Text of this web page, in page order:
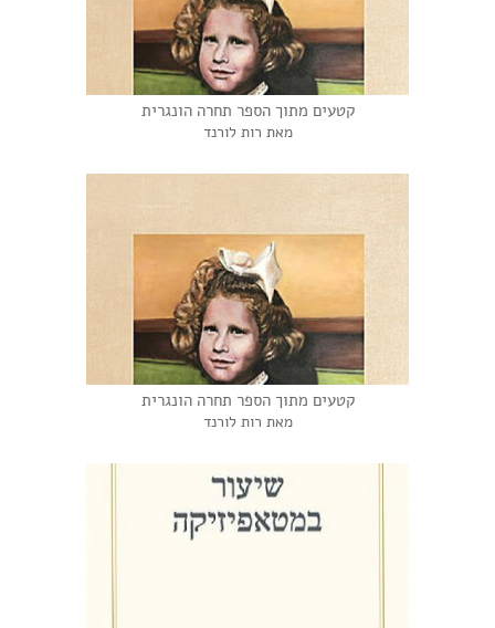
קטעים מתוך הספר תחרה הונגרית
מאת רות לורנד
קטעים מתוך הספר תחרה הונגרית
מאת רות לורנד